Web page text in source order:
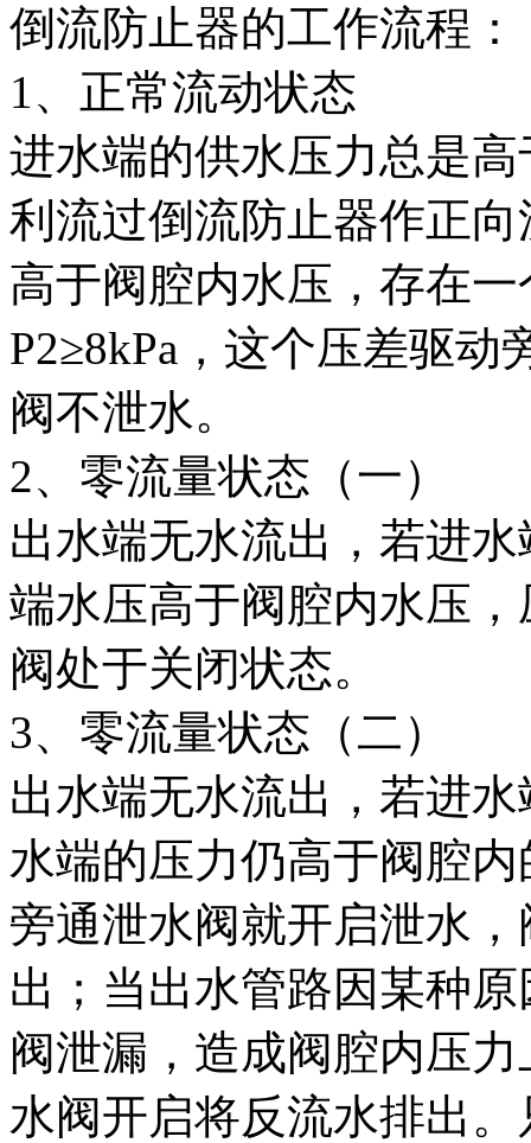
倒流防止器的工作流程：
1、正常流动状态
进水端的供水压力总是
利流过倒流防止器作正
高于阀腔内水压，存在
P2≥8kPa，这个压差驱
阀不泄水。
2、零流量状态（一）
出水端无水流出，若进
端水压高于阀腔内水压
阀处于关闭状态。
3、零流量状态（二）
出水端无水流出，若进
水端的压力仍高于阀腔
旁通泄水阀就开启泄水
出；当出水管路因某种
阀泄漏，造成阀腔内压
水阀开启将反流水排出